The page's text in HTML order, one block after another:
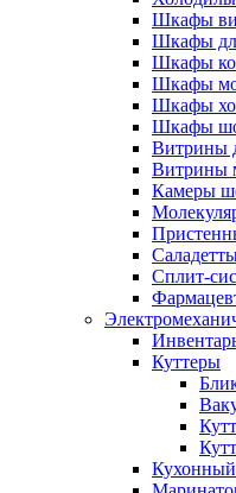
Шкафы
Шкафы
Шкафы
Шкафы
Шкафы
Шкафы
Витрины
Витрины
Камеры
Сплит-
Куттеры
Кухонный